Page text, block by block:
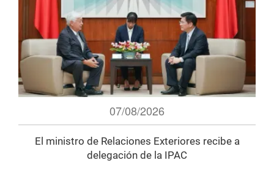
07/08/2026
El ministro de Relaciones Exteriores recibe a
delegación de la IPAC